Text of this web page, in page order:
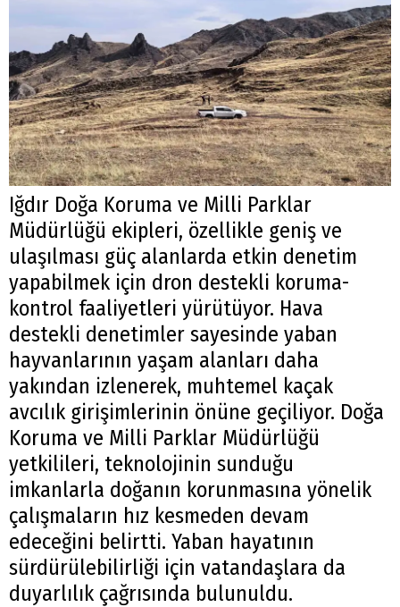
Iğdır Doğa Koruma ve Milli Parklar
Müdürlüğü ekipleri, özellikle geniş ve
ulaşılması güç alanlarda etkin denetim
yapabilmek için dron destekli koruma-
kontrol faaliyetleri yürütüyor. Hava
destekli denetimler sayesinde yaban
hayvanlarının yaşam alanları daha
yakından izlenerek, muhtemel kaçak
avcılık girişimlerinin önüne geçiliyor. Doğa
Koruma ve Milli Parklar Müdürlüğü
yetkilileri, teknolojinin sunduğu
imkanlarla doğanın korunmasına yönelik
çalışmaların hız kesmeden devam
edeceğini belirtti. Yaban hayatının
sürdürülebilirliği için vatandaşlara da
duyarlılık çağrısında bulunuldu.